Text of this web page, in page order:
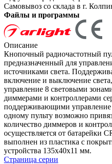
Самовывоз со склада в г.
Файлы и программы
Описание
Кнопочный радиочастотный
предназначенный для
источниками света.
включение и выключение
управление 8 световыми
диммерами и контроллерами
поддерживающими
одному пульту возможно
количество диммеров и
осуществляется от батарейки
выполнен из пластика с
устройства 135x40x11 мм.
Страница серии